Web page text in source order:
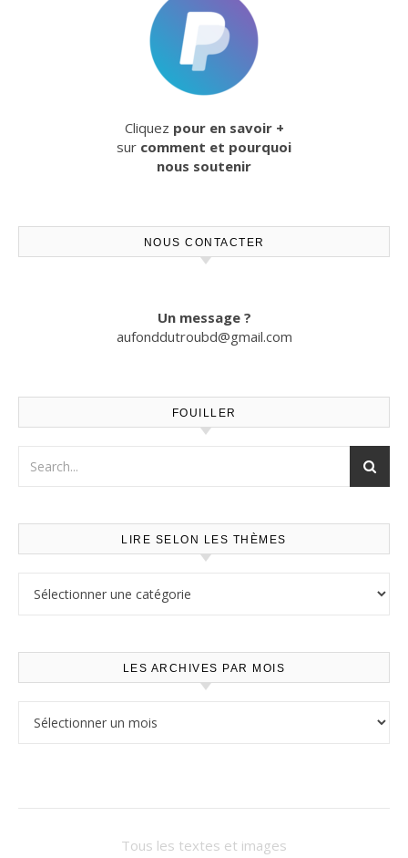
Cliquez pour en savoir +
sur comment et pourquoi
nous soutenir
NOUS CONTACTER
Un message ?
aufonddutroubd@gmail.com
FOUILLER
LIRE SELON LES THÈMES
LES ARCHIVES PAR MOIS
Tous les textes et images